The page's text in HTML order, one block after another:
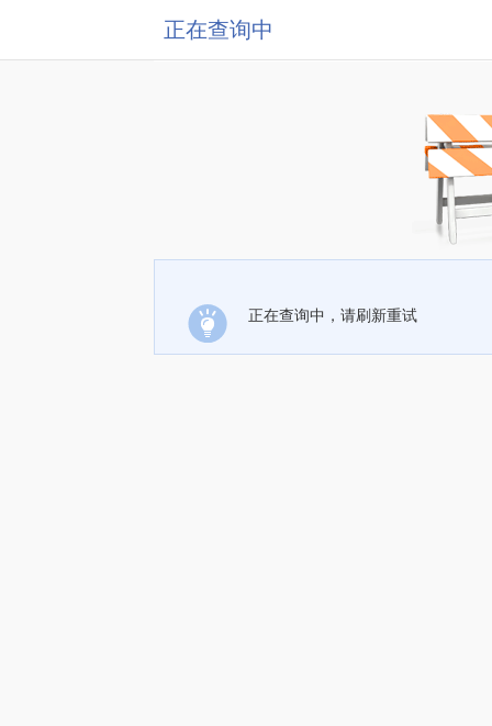
正在查询中
正在查询中，请刷新重试